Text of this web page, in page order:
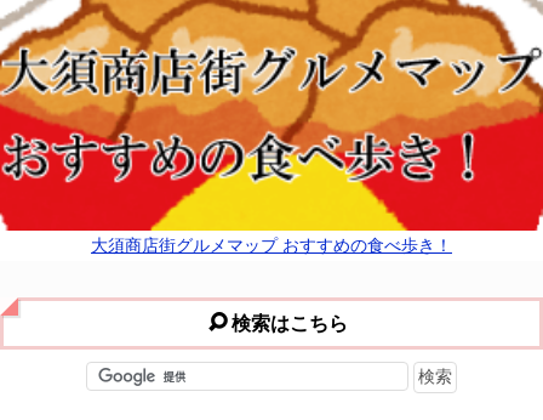
大須商店街グルメマップ おすすめの食べ歩き！
検索はこちら